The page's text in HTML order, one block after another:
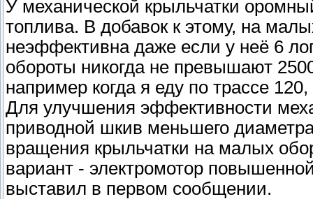
У механической крыльчатки
топлива. В добавок к этому, на
неэффективна даже если у неё 6
обороты никогда не превышают
например когда я еду по трассе
Для улучшения эффективности
приводной шкив меньшего
вращения крыльчатки на малых
вариант - электромотор
выставил в первом сообщении.